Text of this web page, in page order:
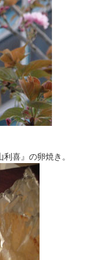
喜』の卵焼き。